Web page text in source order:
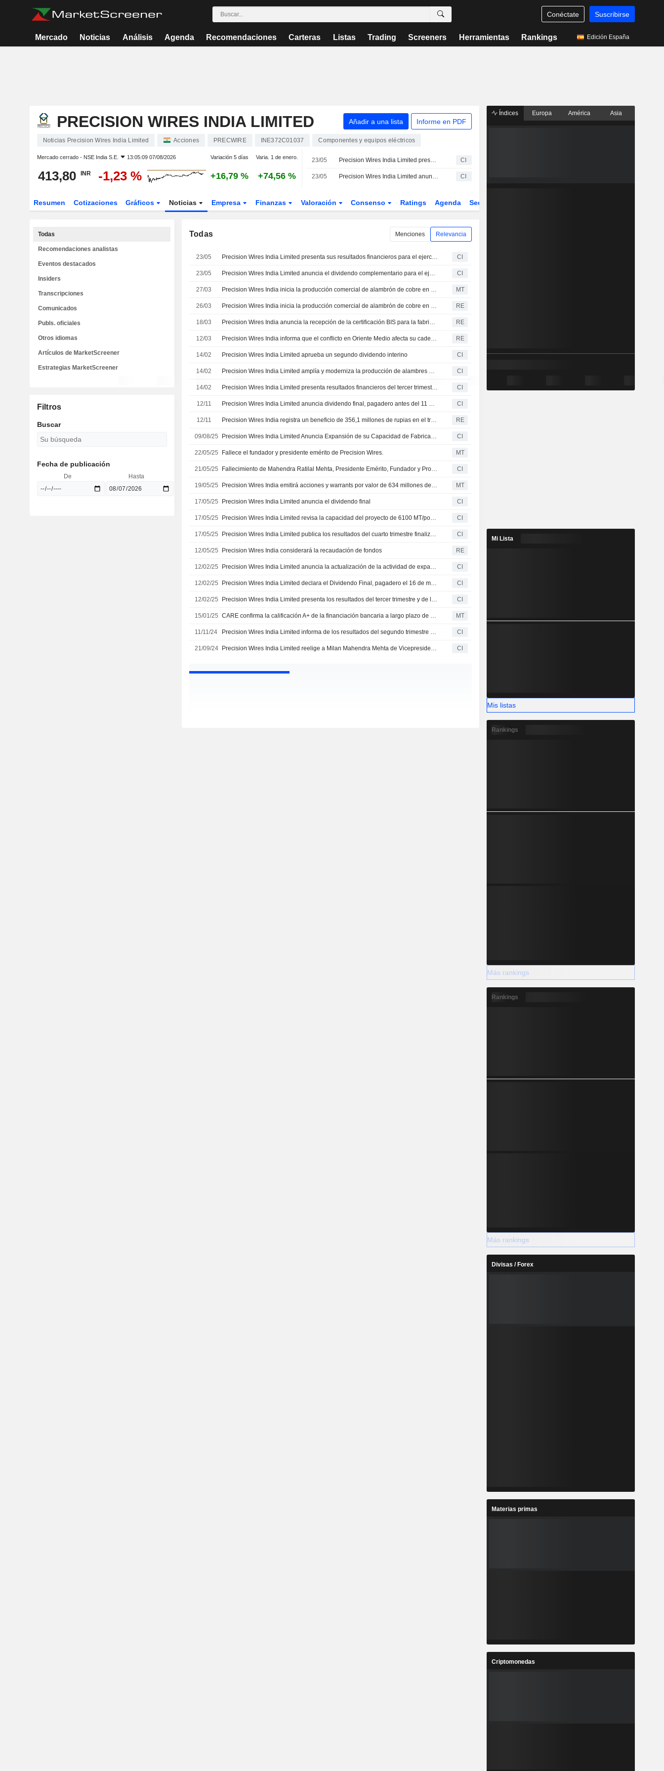
Conéctate Suscribirse
Mercado Noticias Análisis Agenda Recomendaciones Carteras Listas Trading Screeners Herramientas Rankings Edición España
PRECISION WIRES INDIA LIMITED Añadir a una lista Informe en PDF
Noticias Precision Wires India Limited Acciones PRECWIRE INE372C01037 Componentes y equipos eléctricos
Mercado cerrado - NSE India S.E. 13:05:09 07/08/2026 Variación 5 días Varia. 1 de enero.
413,80 INR -1,23 % +16,79 % +74,56 %
23/05 Precision Wires India Limited presenta sus resultados financieros para el ejercicio cerrado el 31 de marzo de 2026 CI
23/05 Precision Wires India Limited anuncia el dividendo complementario para el ejercicio cerrado a 31 de marzo de 2026 CI
Resumen Cotizaciones Gráficos Noticias Empresa Finanzas Valoración Consenso Ratings Agenda Sector
Todas Menciones Relevancia
23/05 Precision Wires India Limited presenta sus resultados financieros para el ejercicio cerrado el 31 de marzo de 2026 CI
23/05 Precision Wires India Limited anuncia el dividendo complementario para el ejercicio cerrado a 31 de marzo de 2026 CI
27/03 Precision Wires India inicia la producción comercial de alambrón de cobre en su planta de Valvada; las acciones se desploman un 4% MT
26/03 Precision Wires India inicia la producción comercial de alambrón de cobre en su planta de Valvada RE
18/03 Precision Wires India anuncia la recepción de la certificación BIS para la fabricación de alambrón de cobre RE
12/03 Precision Wires India informa que el conflicto en Oriente Medio afecta su cadena de suministro RE
14/02 Precision Wires India Limited aprueba un segundo dividendo interino CI
14/02 Precision Wires India Limited amplía y moderniza la producción de alambres de bobinado de cobre en Silvassa CI
14/02 Precision Wires India Limited presenta resultados financieros del tercer trimestre y de los nueve meses finalizados el 31 de diciembre de 2025 CI
12/11 Precision Wires India Limited anuncia dividendo final, pagadero antes del 11 de diciembre de 2025 CI
12/11 Precision Wires India registra un beneficio de 356,1 millones de rupias en el trimestre de septiembre RE
09/08/25 Precision Wires India Limited Anuncia Expansión de su Capacidad de Fabricación de Varillas de Cobre CI
22/05/25 Fallece el fundador y presidente emérito de Precision Wires. MT
21/05/25 Fallecimiento de Mahendra Ratilal Mehta, Presidente Emérito, Fundador y Promotor de Precision Wires India Limited CI
19/05/25 Precision Wires India emitirá acciones y warrants por valor de 634 millones de rupias indias mediante asignación preferente MT
17/05/25 Precision Wires India Limited anuncia el dividendo final CI
17/05/25 Precision Wires India Limited revisa la capacidad del proyecto de 6100 MT/por año a 6800 MT/por año. CI
17/05/25 Precision Wires India Limited publica los resultados del cuarto trimestre finalizado el 31 de marzo de 2025. CI
12/05/25 Precision Wires India considerará la recaudación de fondos RE
12/02/25 Precision Wires India Limited anuncia la actualización de la actividad de expansión/modernización CI
12/02/25 Precision Wires India Limited declara el Dividendo Final, pagadero el 16 de marzo de 2025 o antes CI
12/02/25 Precision Wires India Limited presenta los resultados del tercer trimestre y de los nueve meses finalizados el 31 de diciembre de 2024 CI
15/01/25 CARE confirma la calificación A+ de la financiación bancaria a largo plazo de Precision Wires India; perspectiva estable MT
11/11/24 Precision Wires India Limited informa de los resultados del segundo trimestre y de los seis meses finalizados el 30 de septiembre de 2024 CI
21/09/24 Precision Wires India Limited reelige a Milan Mahendra Mehta de Vicepresidente y Director General a Presidente y Director General con efecto a partir del 1 de octubre de 2024 CI
Todas
Recomendaciones analistas
Eventos destacados
Insiders
Transcripciones
Comunicados
Publs. oficiales
Otros idiomas
Artículos de MarketScreener
Estrategias MarketScreener
Filtros
Buscar
Fecha de publicación
De Hasta
Índices Europa América Asia
Mi Lista
Mis listas
Rankings
Más rankings
Rankings
Más rankings
Divisas / Forex
Materias primas
Criptomonedas